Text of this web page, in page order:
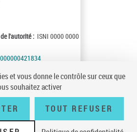
l'autorité : ISNI 0000 0000
Mise à jour :14/08/30
et vous donne le contrôle sur ceux que
souhaitez activer
TOUT REFUSER